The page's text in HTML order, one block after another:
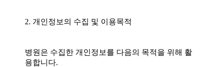
2. 개인정보의 수집 및 이용목적
병원은 수집한 개인정보를 다음의 목적을 위해 활
용합니다.